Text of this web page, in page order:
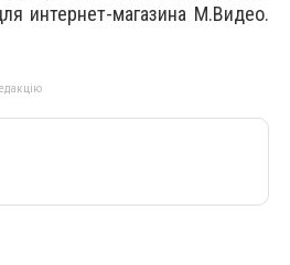
интернет-магазина М.Видео.